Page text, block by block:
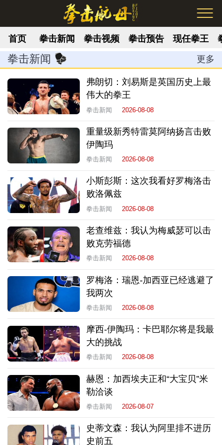
首页 拳击新闻 拳击视频 拳击预告 现任拳王
更多
拳击新闻
弗朗切：刘易斯是英国历史上最
伟大的拳王
拳击新闻 2026-08-08
重量级新秀特雷莫阿纳扬言击败
伊陶玛
拳击新闻 2026-08-08
小斯彭斯：这次我看好罗梅洛击
败洛佩兹
拳击新闻 2026-08-08
老查维兹：我认为梅威瑟可以击
败克劳福德
拳击新闻 2026-08-08
罗梅洛：瑞恩-加西亚已经逃避了
我两次
拳击新闻 2026-08-08
摩西-伊陶玛：卡巴耶尔将是我最
大的挑战
拳击新闻 2026-08-08
赫恩：加西埃夫正和“大宝贝”米
勒洽谈
拳击新闻 2026-08-07
史蒂文森：我认为阿里排不进历
史前五